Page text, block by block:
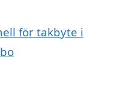
för takbyte i